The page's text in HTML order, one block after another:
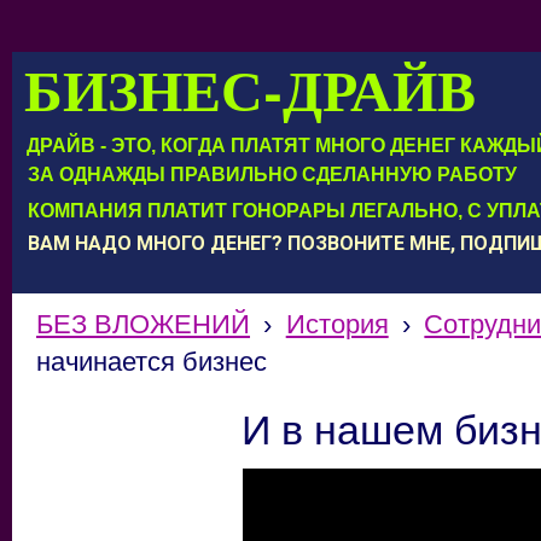
БИЗНЕС-ДРАЙВ
ДРАЙВ - ЭТО, КОГДА ПЛАТЯТ МНОГО ДЕНЕГ
КОМПАНИЯ ПЛАТИТ ГОНОРАРЫ ЛЕГАЛЬНО, С
ЗА ОДНАЖДЫ ПРАВИЛЬНО СДЕЛАННУЮ РАБОТУ
ВАМ НАДО МНОГО ДЕНЕГ? ПОЗВОНИТЕ МНЕ,
БЕЗ ВЛОЖЕНИЙ › История ›
начинается бизнес
И в нашем